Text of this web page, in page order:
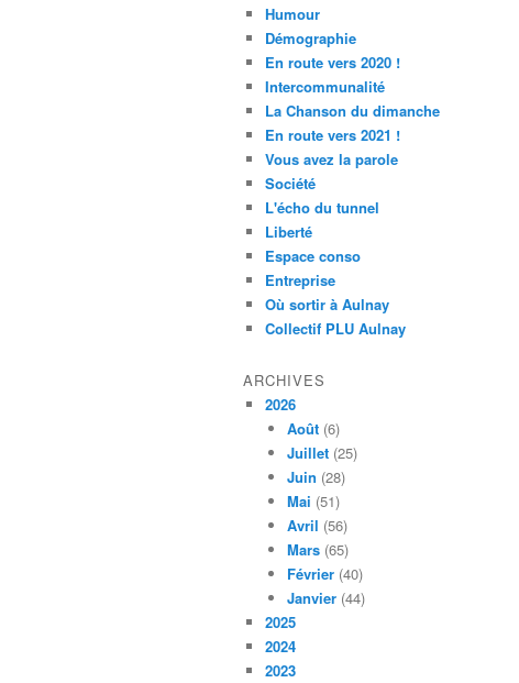
Humour
Démographie
En route vers 2020 !
Intercommunalité
La Chanson du dimanche
En route vers 2021 !
Vous avez la parole
Société
L'écho du tunnel
Liberté
Espace conso
Entreprise
Où sortir à Aulnay
Collectif PLU Aulnay
ARCHIVES
2026
Août (6)
Juillet (25)
Juin (28)
Mai (51)
Avril (56)
Mars (65)
Février (40)
Janvier (44)
2025
2024
2023